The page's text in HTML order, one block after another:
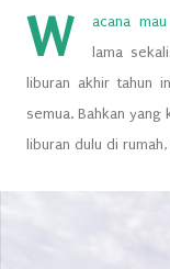
W
acana
lama
liburan akhir tahun
semua. Bahkan
liburan dulu di